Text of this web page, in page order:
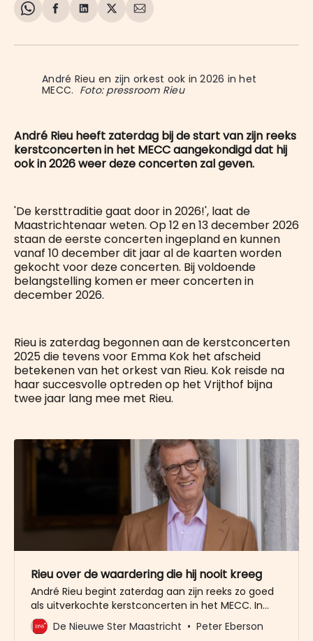
Share
WhatsApp
Delen
Facebook
Delen
LinkedIn
Share
X
Deel
E-
André Rieu en zijn orkest ook in 2026 in het
MECC. Foto: pressroom Rieu
André Rieu heeft zaterdag bij de start van zijn reeks
kerstconcerten in het MECC aangekondigd dat hij
ook in 2026 weer deze concerten zal geven.
'De kersttraditie gaat door in 2026!', laat de
Maastrichtenaar weten. Op 12 en 13 december 2026
staan de eerste concerten ingepland en kunnen
vanaf 10 december dit jaar al de kaarten worden
gekocht voor deze concerten. Bij voldoende
belangstelling komen er meer concerten in
december 2026.
Rieu is zaterdag begonnen aan de kerstconcerten
2025 die tevens voor Emma Kok het afscheid
betekenen van het orkest van Rieu. Kok reisde na
haar succesvolle optreden op het Vrijthof bijna
twee jaar lang mee met Rieu.
Rieu over de waardering die hij nooit kreeg
André Rieu begint zaterdag aan zijn reeks zo goed
als uitverkochte kerstconcerten in het MECC. In
een interview voorafgaand is hij zeer openhartig
over zijn slechte verhouding met zijn ouders. “Als ik
De Nieuwe Ster Maastricht Peter Eberson